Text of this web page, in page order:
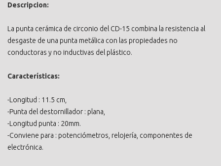
Descripcion:
La punta cerámica de circonio del CD-15 combina la resistencia al
desgaste de una punta metálica con las propiedades no
conductoras y no inductivas del plástico.
Características:
-Longitud : 11.5 cm,
-Punta del destornillador : plana,
-Longitud punta : 20mm.
-Conviene para : potenciómetros, relojería, componentes de
electrónica.